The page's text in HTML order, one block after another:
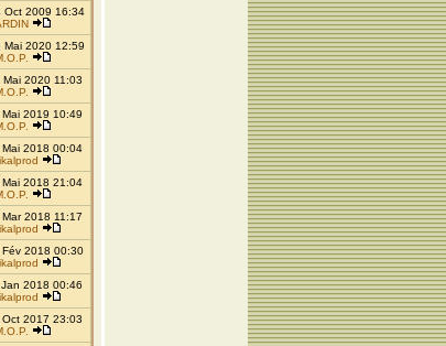
Oct 2009 16:34
Mai 2020 12:59
Mai 2020 11:03
Mai 2019 10:49
2018 00:04
Mai 2018 21:04
2018 11:17
Fév 2018 00:30
2018 00:46
Oct 2017 23:03